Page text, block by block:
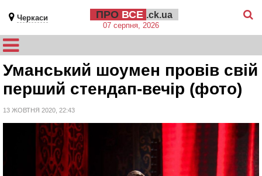
Черкаси ПРО ВСЕ .ck.ua
07 серпня, 2026
Уманський шоумен провів свій
перший стендап-вечір (фото)
13 ЖОВТНЯ 2020, 22:43